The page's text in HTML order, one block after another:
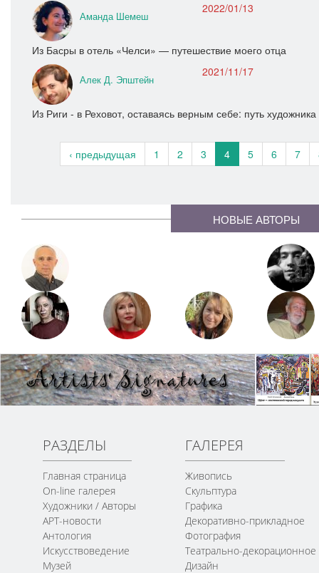
Аманда Шемеш
2022/01/13
Из Басры в отель «Челси» — путешествие моего отца
Алек Д. Эпштейн
2021/11/17
Из Риги - в Реховот, оставаясь верным себе: путь
‹ предыдущая 1 2 3 4 5 6 7
НОВЫЕ АВТОРЫ
РАЗДЕЛЫ
Главная страница
On-line галерея
Художники / Авторы
АРТ-новости
Антология
Искусствоведение
Музей
ГАЛЕРЕЯ
Живопись
Скульптура
Графика
Декоративно-прикладное
Фотография
Театрально-декорационное
Дизайн